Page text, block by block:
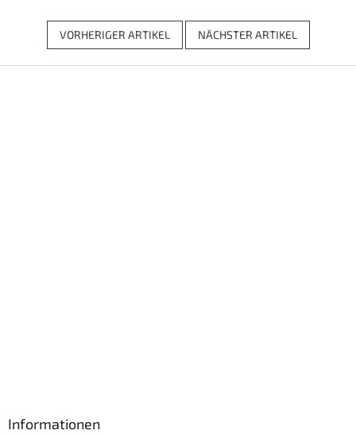
VORHERIGER ARTIKEL NÄCHSTER ARTIKEL
Informationen